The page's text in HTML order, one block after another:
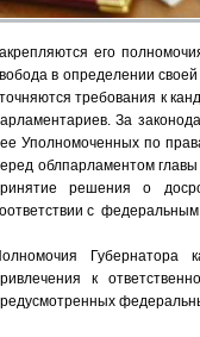
его
в определении
требования к
За
Уполномоченных по
облпарламентом
решения о
с федеральным
Губернатора
к